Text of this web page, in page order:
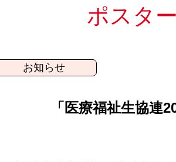
ポスタ
お知らせ
「医療福祉生協連